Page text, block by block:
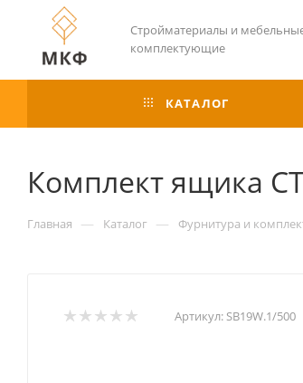
Стройматериалы и
комплектующие
КАТАЛОГ
Комплект ящика
Главная — Каталог — Фурнитура и
Артикул: SB19W.1/500